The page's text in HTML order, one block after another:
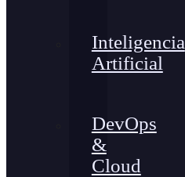
Inteligencia
Artificial
DevOps
&
Cloud